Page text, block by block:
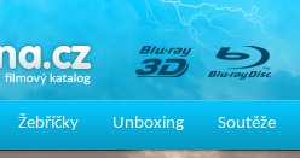
Žebříčky Unboxing Soutěže